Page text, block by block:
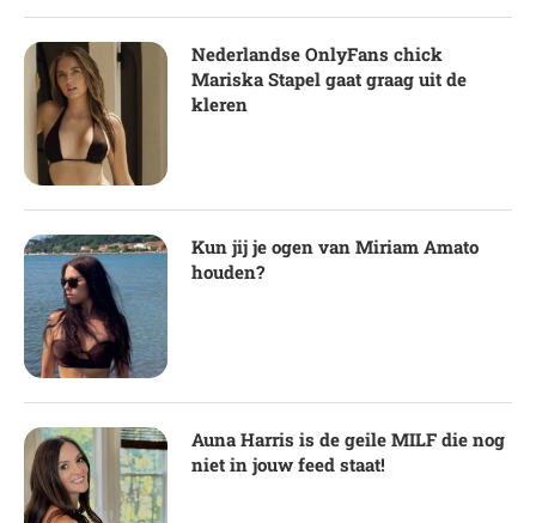
Nederlandse OnlyFans chick
Mariska Stapel gaat graag uit de
kleren
Kun jij je ogen van Miriam Amato
houden?
Auna Harris is de geile MILF die nog
niet in jouw feed staat!